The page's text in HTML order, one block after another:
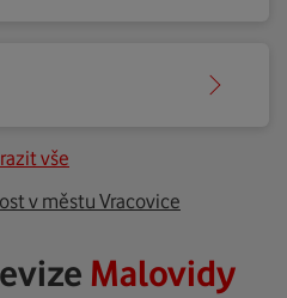
vše
v městu Vracovice
Malovidy